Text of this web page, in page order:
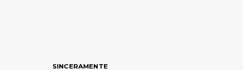
SINCERAMENTE